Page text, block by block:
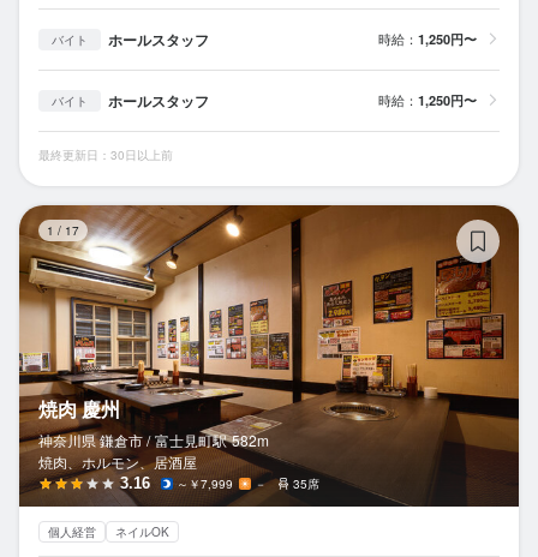
バイト ホールスタッフ 時給： 1,250円〜
バイト ホールスタッフ 時給： 1,250円〜
最終更新日：30日以上前
1 / 17
焼肉 慶州
神奈川県 鎌倉市 / 富士見町駅 582m
焼肉、ホルモン、居酒屋
3.16 ～￥7,999 － 35席
個人経営 ネイルOK